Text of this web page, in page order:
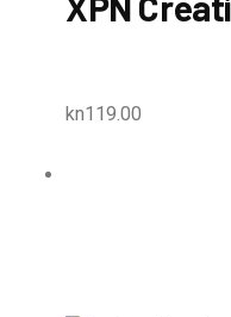
kn119.00